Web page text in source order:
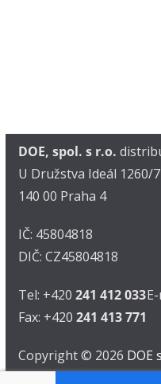
DOE, spol. s r.o.
U Družstva Ideál 1260/7
140 00 Praha 4
IČ: 45804818
DIČ: CZ45804818
Tel: +420 241 412 033
Fax: +420 241 413 771
Copyright © 2026 DOE